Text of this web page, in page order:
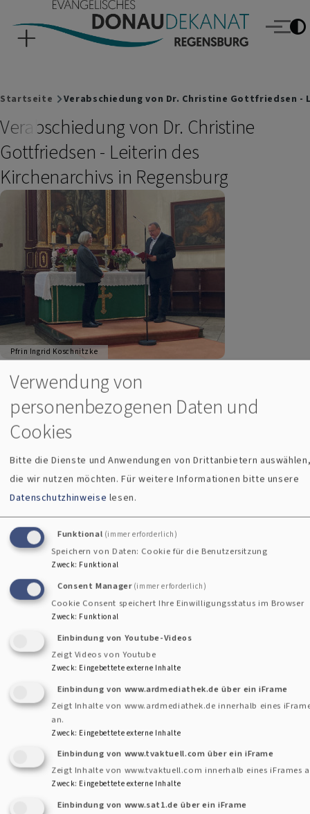
Direkt zum Inhalt
Evangelisches Donaudekanat Regensburg
Menü
Breadcrumb
Startseite Verabschiedung von Dr. Christine Gottfriedsen -
Verabschiedung von Dr. Christine
Gottfriedsen - Leiterin des
Kirchenarchivs in Regensburg
Pfrin Ingrid Koschnitzke
Am Donnerstagabend fanden sich Wegbegleiter, Freunde,
Familie und Interessiert in der Neupfarrkirche ein. Das
Dekanat hatte zur Verabschiedung von Dr. Christine
Verabschiedung aus dem Arbeitsleben und damit auch vom
Kirchenarchiv in Regensburg mit einem Vortrag über "
Regensburger Frauengeschichten".
Zu diesem Anlass hatte sie noch einmal im Kirchenarchiv
recherchiert und stellte verschiedene Frauen vor, die
zwischen 1600 und 1800 gelebt haben und von denen anhand
verschiedenster Aufzeichnung etwas über ihr Leben
bekannt ist. Da waren mutige Frauen, wie Margareta
Küffnerin, die für äußerst tüchtig war und ihr Leben selbst
in die Hand nahm, aber auch andere traurige und tragische
Schicksale wurden nicht ausgespart. Gleichzeitig gab
Gottfriedsen einen kleinen Einblick in die Regelungen und
Streitigkeiten zur Zeit als Regensburg freie Reichsstadt
war. Was Regensburger Bürgerinnen und andere Damen den
Evangelischen Regensburger Kirchen geschenkt haben,
wurde ebenfalls erwähnt.
Im Anschluss an ihren Vortrag wurde natürlich auch Dr.
Verwendung von
personenbezogenen Daten und
Cookies
Bitte die Dienste und Anwendungen von Drittanbietern
die wir nutzen möchten.Für weitere Informationen bitte unsere
Datenschutzhinweise lesen.
Funktional (immer erforderlich)
Speichern von Daten: Cookie für die Benutzersitzung
Zweck: Funktional
Consent Manager (immer erforderlich)
Cookie Consent speichert Ihre Einwilligungsstatus im Browser
Zweck: Funktional
Einbindung von Youtube-Videos
Zeigt Videos von Youtube
Zweck: Eingebettete externe Inhalte
Einbindung von www.ardmediathek.de über ein iFrame
Zeigt Inhalte von www.ardmediathek.de innerhalb eines
an.
Zweck: Eingebettete externe Inhalte
Einbindung von www.tvaktuell.com über ein iFrame
Zeigt Inhalte von www.tvaktuell.com innerhalb eines iFrames
Zweck: Eingebettete externe Inhalte
Einbindung von www.sat1.de über ein iFrame